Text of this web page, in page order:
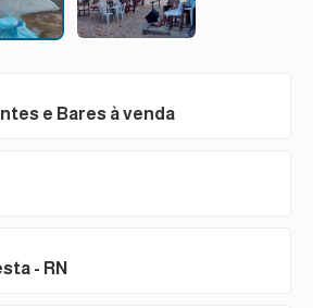
e Bares à venda
- RN